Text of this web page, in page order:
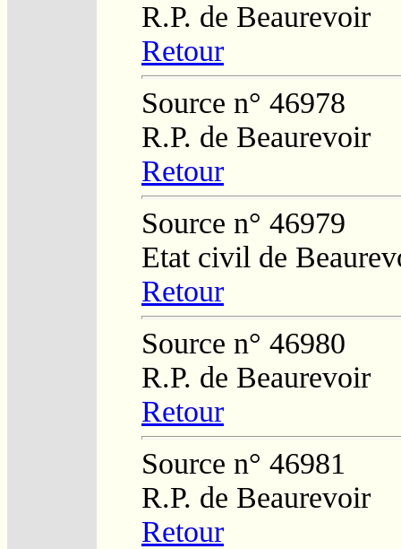
R.P. de Beaurevoir
Retour
Source n° 46978
R.P. de Beaurevoir
Retour
Source n° 46979
Etat civil de
Retour
Source n° 46980
R.P. de Beaurevoir
Retour
Source n° 46981
R.P. de Beaurevoir
Retour